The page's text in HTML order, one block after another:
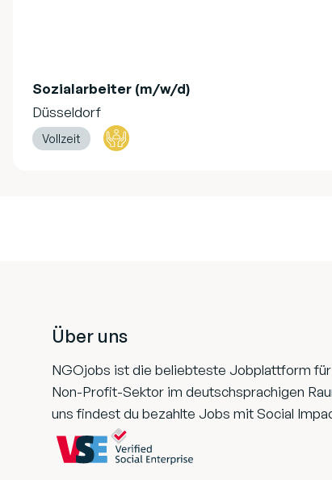
Sozialarbeiter (m/w/d)
Düsseldorf
Vollzeit
Über uns
NGOjobs ist die beliebteste Jobplattform
Non-Profit-Sektor im deutschsprachigen
uns findest du bezahlte Jobs mit Social